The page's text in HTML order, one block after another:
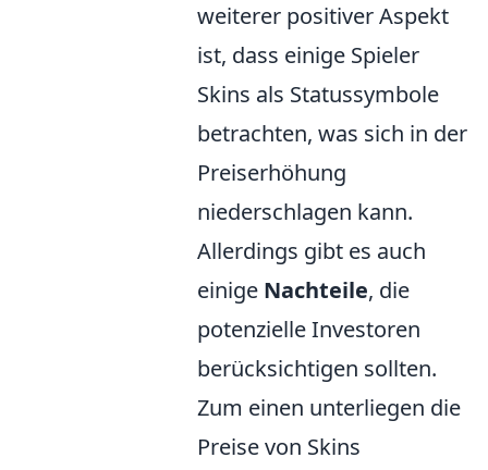
weiterer positiver Aspekt
ist, dass einige Spieler
Skins als Statussymbole
betrachten, was sich in der
Preiserhöhung
niederschlagen kann.
Allerdings gibt es auch
einige Nachteile, die
potenzielle Investoren
berücksichtigen sollten.
Zum einen unterliegen die
Preise von Skins